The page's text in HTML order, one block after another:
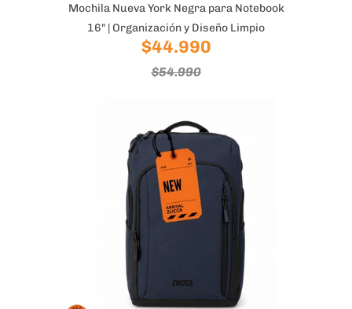
Mochila Nueva York Negra para Notebook
16" | Organización y Diseño Limpio
$44.990
$54.990